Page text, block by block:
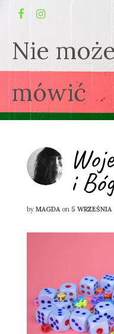
Nie
mówić
i Bóg
by MAGDA on 5 WRZEŚNIA